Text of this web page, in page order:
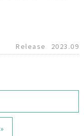
Release
2023.09
»